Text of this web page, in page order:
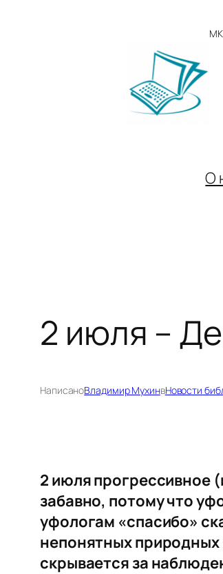
О
2 июля –
НаписаноВладимир МухинвНовости
2 июля прогрессивное
забавно, потому что
уфологам «спасибо»
непонятных природных
скрывается за